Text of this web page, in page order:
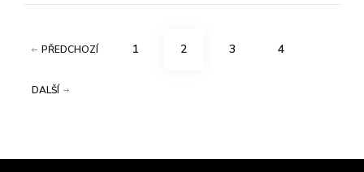
Stránkování
PŘEDCHOZÍ STRÁNKA
1 STRÁNKA
2 STRÁNKA
3 STRÁNKA
4
DALŠÍ